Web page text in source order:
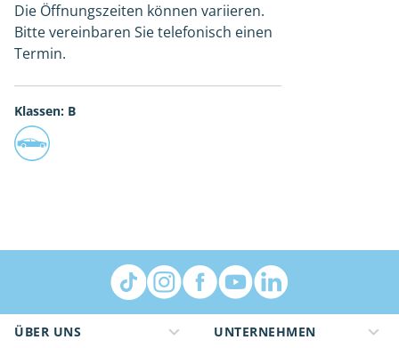
Die Öffnungszeiten können variieren.
Bitte vereinbaren Sie telefonisch einen
Termin.
Klassen: B
ÜBER UNS UNTERNEHMEN